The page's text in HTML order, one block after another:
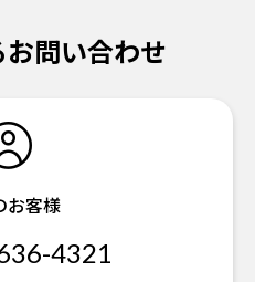
問い合わせ
お客様
4321